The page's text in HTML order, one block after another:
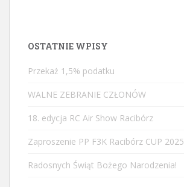
OSTATNIE WPISY
Przekaż 1,5% podatku
WALNE ZEBRANIE CZŁONÓW
18. edycja RC Air Show Racibórz
Zaproszenie PP F3K Racibórz CUP 2025
Radosnych Świąt Bożego Narodzenia!